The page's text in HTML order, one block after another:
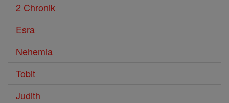
2 Chronik
Esra
Nehemia
Tobit
Judith